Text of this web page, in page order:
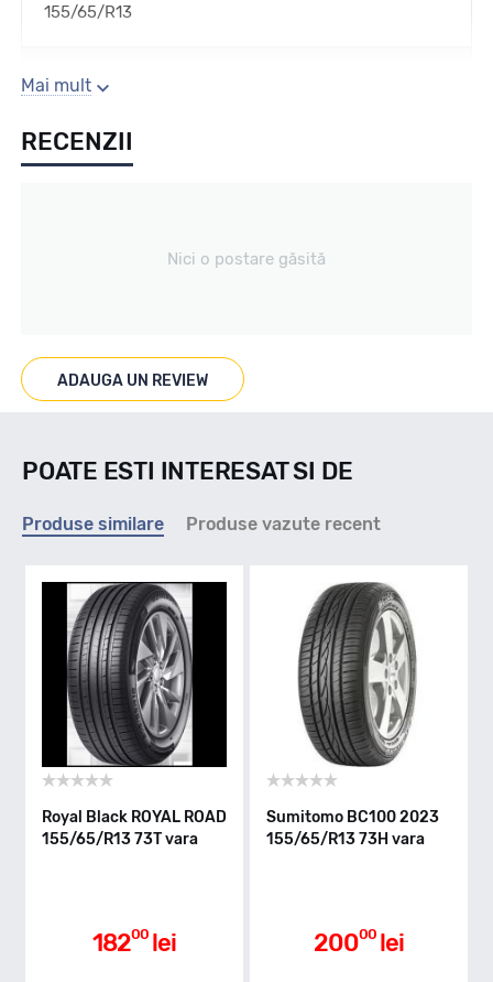
155/65/R13
Sezon
Vara
Marcaje
Indice greutate
Clasa de eficienta
D
Mai mult
RECENZII
Nici o postare găsită
ADAUGA UN REVIEW
POATE ESTI INTERESAT SI DE
Produse similare Produse vazute recent
Royal Black ROYAL ROAD
155/65/R13 73T vara
18200 lei
Sumitomo BC100 2023
155/65/R13 73H vara
20000 lei